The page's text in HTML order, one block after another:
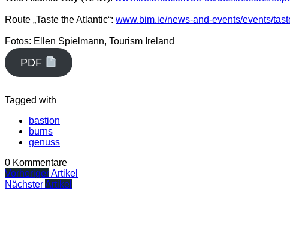
Route „Taste the Atlantic“: www.bim.ie/news-and-events/events/
Fotos: Ellen Spielmann, Tourism Ireland
PDF
Tagged with
bastion
burns
genuss
0 Kommentare
VorherigerArtikel
NächsterArtikel